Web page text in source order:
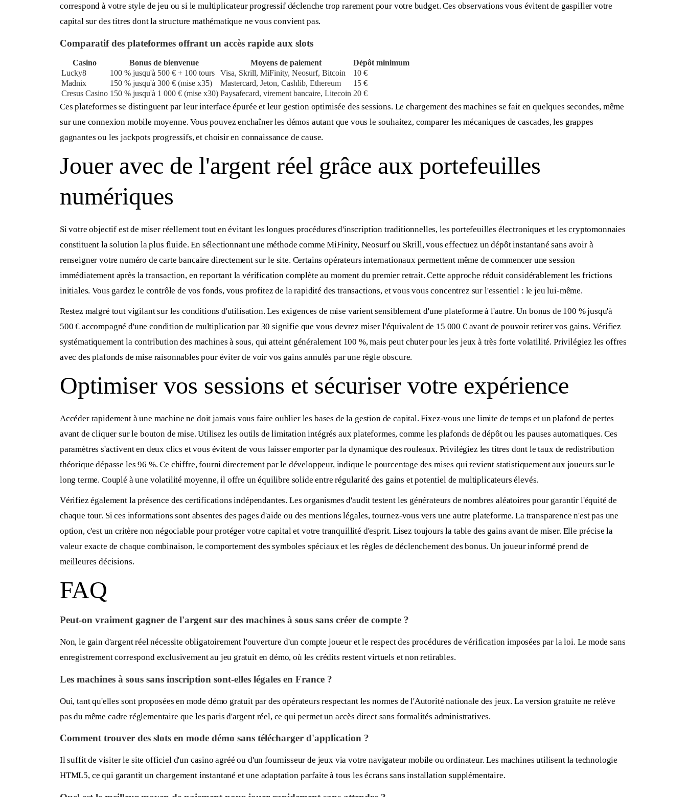
correspond à votre style de jeu ou si le multiplicateur progressif déclenche trop rarement pour votre budget. Ces observations vous évitent de gaspiller votre
capital sur des titres dont la structure mathématique ne vous convient pas.
Comparatif des plateformes offrant un accès rapide aux slots
Casino Bonus de bienvenue Moyens de paiement
Dépôt minimum
Lucky8
100 % jusqu'à 500 € + 100 tours Visa, Skrill, MiFinity, Neosurf, Bitcoin
10 €
Madnix
150 % jusqu'à 300 € (mise x35) Mastercard, Jeton, Cashlib, Ethereum
15 €
Cresus Casino 150 % jusqu'à 1 000 € (mise x30) Paysafecard, virement bancaire, Litecoin 20 €
Ces plateformes se distinguent par leur interface épurée et leur gestion optimisée des sessions. Le chargement des machines se fait en quelques secondes, même
sur une connexion mobile moyenne. Vous pouvez enchaîner les démos autant que vous le souhaitez, comparer les mécaniques de cascades, les grappes
gagnantes ou les jackpots progressifs, et choisir en connaissance de cause.
Jouer avec de l'argent réel grâce aux portefeuilles
numériques
Si votre objectif est de miser réellement tout en évitant les longues procédures d'inscription traditionnelles, les portefeuilles électroniques et les cryptomonnaies
constituent la solution la plus fluide. En sélectionnant une méthode comme MiFinity, Neosurf ou Skrill, vous effectuez un dépôt instantané sans avoir à
renseigner votre numéro de carte bancaire directement sur le site. Certains opérateurs internationaux permettent même de commencer une session
immédiatement après la transaction, en reportant la vérification complète au moment du premier retrait. Cette approche réduit considérablement les frictions
initiales. Vous gardez le contrôle de vos fonds, vous profitez de la rapidité des transactions, et vous vous concentrez sur l'essentiel : le jeu lui-même.
Restez malgré tout vigilant sur les conditions d'utilisation. Les exigences de mise varient sensiblement d'une plateforme à l'autre. Un bonus de 100 % jusqu'à
500 € accompagné d'une condition de multiplication par 30 signifie que vous devrez miser l'équivalent de 15 000 € avant de pouvoir retirer vos gains. Vérifiez
systématiquement la contribution des machines à sous, qui atteint généralement 100 %, mais peut chuter pour les jeux à très forte volatilité. Privilégiez les offres
avec des plafonds de mise raisonnables pour éviter de voir vos gains annulés par une règle obscure.
Optimiser vos sessions et sécuriser votre expérience
Accéder rapidement à une machine ne doit jamais vous faire oublier les bases de la gestion de capital. Fixez-vous une limite de temps et un plafond de pertes
avant de cliquer sur le bouton de mise. Utilisez les outils de limitation intégrés aux plateformes, comme les plafonds de dépôt ou les pauses automatiques. Ces
paramètres s'activent en deux clics et vous évitent de vous laisser emporter par la dynamique des rouleaux. Privilégiez les titres dont le taux de redistribution
théorique dépasse les 96 %. Ce chiffre, fourni directement par le développeur, indique le pourcentage des mises qui revient statistiquement aux joueurs sur le
long terme. Couplé à une volatilité moyenne, il offre un équilibre solide entre régularité des gains et potentiel de multiplicateurs élevés.
Vérifiez également la présence des certifications indépendantes. Les organismes d'audit testent les générateurs de nombres aléatoires pour garantir l'équité de
chaque tour. Si ces informations sont absentes des pages d'aide ou des mentions légales, tournez-vous vers une autre plateforme. La transparence n'est pas une
option, c'est un critère non négociable pour protéger votre capital et votre tranquillité d'esprit. Lisez toujours la table des gains avant de miser. Elle précise la
valeur exacte de chaque combinaison, le comportement des symboles spéciaux et les règles de déclenchement des bonus. Un joueur informé prend de
meilleures décisions.
FAQ
Peut-on vraiment gagner de l'argent sur des machines à sous sans créer de compte ?
Non, le gain d'argent réel nécessite obligatoirement l'ouverture d'un compte joueur et le respect des procédures de vérification imposées par la loi. Le mode sans
enregistrement correspond exclusivement au jeu gratuit en démo, où les crédits restent virtuels et non retirables.
Les machines à sous sans inscription sont-elles légales en France ?
Oui, tant qu'elles sont proposées en mode démo gratuit par des opérateurs respectant les normes de l'Autorité nationale des jeux. La version gratuite ne relève
pas du même cadre réglementaire que les paris d'argent réel, ce qui permet un accès direct sans formalités administratives.
Comment trouver des slots en mode démo sans télécharger d'application ?
Il suffit de visiter le site officiel d'un casino agréé ou d'un fournisseur de jeux via votre navigateur mobile ou ordinateur. Les machines utilisent la technologie
HTML5, ce qui garantit un chargement instantané et une adaptation parfaite à tous les écrans sans installation supplémentaire.